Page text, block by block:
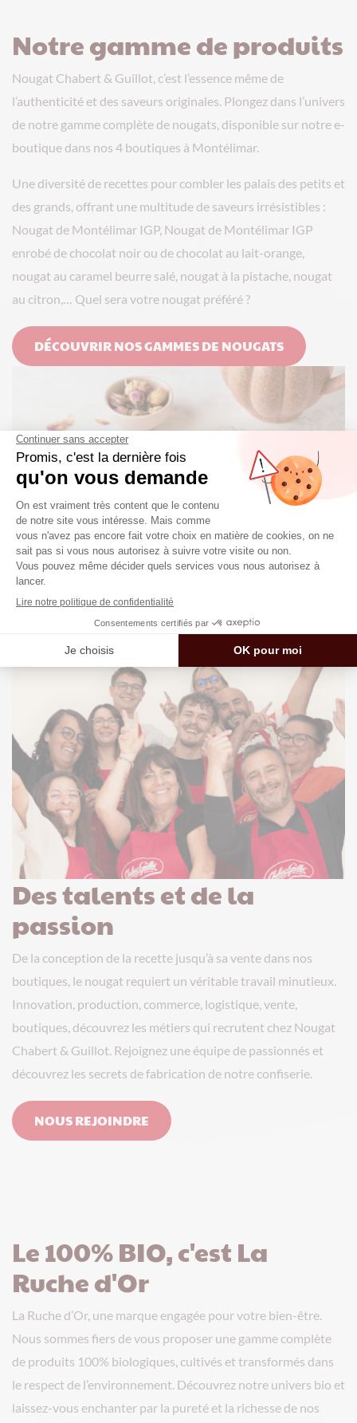
Notre gamme de produits
Nougat Chabert & Guillot, c’est l’essence même de
l’authenticité et des saveurs originales. Plongez dans l’univers
de notre gamme complète de nougats, disponible sur notre e-
boutique dans nos 4 boutiques à Montélimar.
Une diversité de recettes pour combler les palais des petits et
des grands, offrant une multitude de saveurs irrésistibles :
Nougat de Montélimar IGP, Nougat de Montélimar IGP
enrobé de chocolat noir ou de chocolat au lait-orange,
nougat au caramel beurre salé, nougat à la pistache, nougat
au citron,… Quel sera votre nougat préféré ?
DÉCOUVRIR NOS GAMMES DE NOUGATS
Des talents et de la
passion
De la conception de la recette jusqu’à sa vente dans nos
boutiques, le nougat requiert un véritable travail minutieux.
Innovation, production, commerce, logistique, vente,
boutiques, découvrez les métiers qui recrutent chez Nougat
Chabert & Guillot. Rejoignez une équipe de passionnés et
découvrez les secrets de fabrication de notre confiserie.
NOUS REJOINDRE
Le 100% BIO, c'est La
Ruche d'Or
La Ruche d’Or, une marque engagée pour votre bien-être.
Nous sommes fiers de vous proposer une gamme complète
de produits 100% biologiques, cultivés et transformés dans
le respect de l’environnement. Découvrez notre univers bio et
laissez-vous enchanter par la pureté et la richesse de nos